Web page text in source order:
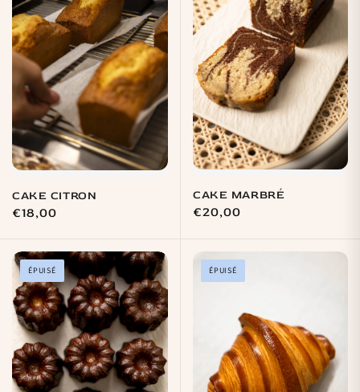
CAKE CITRON
Prix
€18,00
CAKE MARBRÉ
Prix
€20,00
ÉPUISÉ ÉPUISÉ